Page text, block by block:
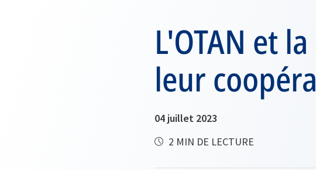
L'OTAN et
leur
04 juillet 2023
2 MIN DE LECTURE